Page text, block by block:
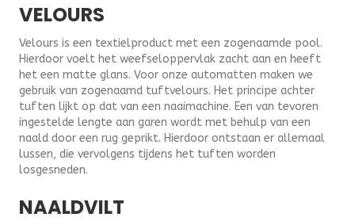
VELOURS
Velours is een textielproduct met een zogenaamde pool.
Hierdoor voelt het weefseloppervlak zacht aan en heeft
het een matte glans. Voor onze automatten maken we
gebruik van zogenaamd tuftvelours. Het principe achter
tuften lijkt op dat van een naaimachine. Een van tevoren
ingestelde lengte aan garen wordt met behulp van een
naald door een rug geprikt. Hierdoor ontstaan er allemaal
lussen, die vervolgens tijdens het tuften worden
losgesneden.
NAALDVILT